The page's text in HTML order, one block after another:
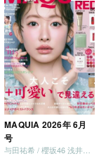
MAQUIA 2026年 6月
号
与田祐希 / 櫻坂46 浅井恋乃未